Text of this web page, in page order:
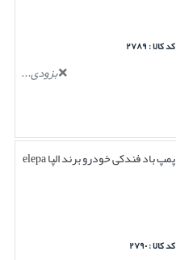
کد کالا : ۲۷۸۹
بزودی...
پمپ باد فندکی خودرو برند الپا elepa
کد کالا : ۲۷۹۰